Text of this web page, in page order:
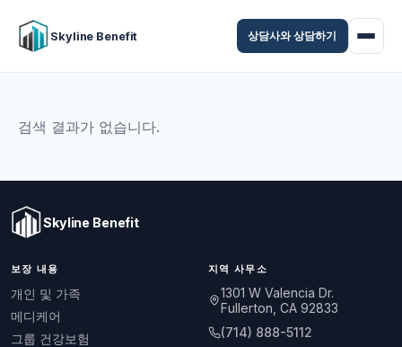
Skyline Benefit 상담사와 상담하기
검색 결과가 없습니다.
Skyline Benefit
보장 내용
개인 및 가족
메디케어
그룹 건강보험
지역 사무소
1301 W Valencia Dr.
Fullerton, CA 92833
(714) 888-5112